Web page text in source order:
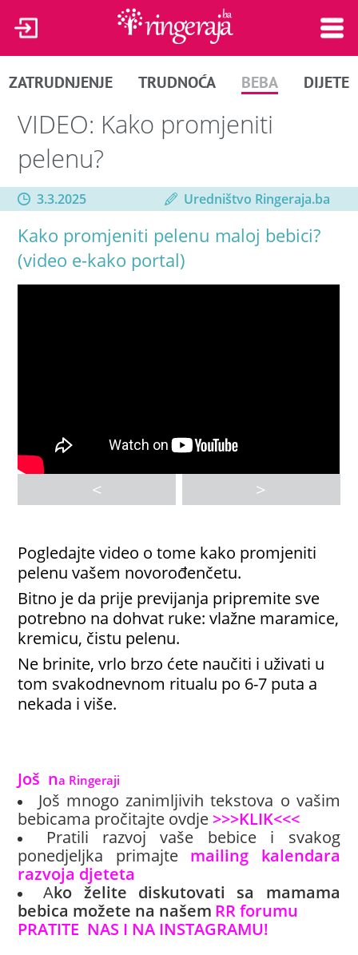
ZATRUDNJENJE TRUDNOĆA BEBA DIJETE
VIDEO: Kako promjeniti
pelenu?
3.3.2025 Uredništvo Ringeraja.ba
Kako promjeniti pelenu maloj bebici?
(video e-kako portal)
< >
Pogledajte video o tome kako promjeniti
pelenu vašem novorođenčetu.
Bitno je da prije previjanja pripremite sve
potrebno na dohvat ruke: vlažne maramice,
kremicu, čistu pelenu.
Ne brinite, vrlo brzo ćete naučiti i uživati u
tom svakodnevnom ritualu po 6-7 puta a
nekada i više.
Još na Ringeraji
Još mnogo zanimljivih tekstova o vašim
bebicama pročitajte ovdje >>>KLIK<<<
Pratili razvoj vaše bebice i svakog
ponedjeljka primajte mailing kalendara
razvoja djeteta
Ako želite diskutovati sa mamama
bebica možete na našem RR forumu
PRATITE NAS I NA INSTAGRAMU!